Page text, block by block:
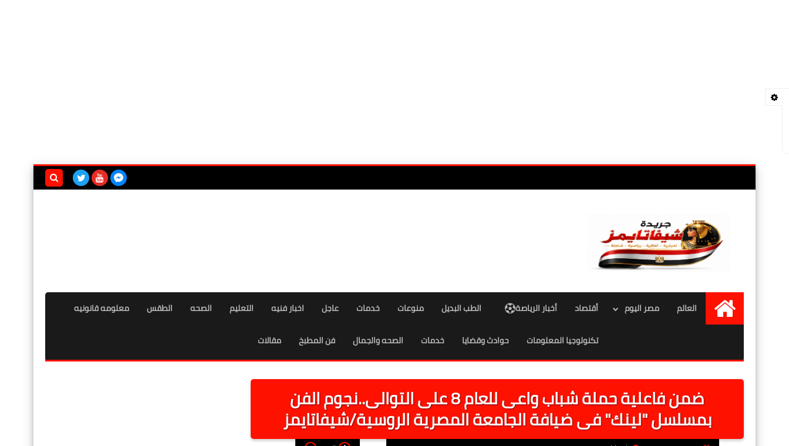
الرئيسية
العالم مصر اليوم أقتصاد أخبار الرياصة الطب البديل منوعات خدمات عاجل اخبار فنيه التعليم الصحه الطقس معلومه قانونيه
تكنولوجيا المعلومات حوادث وقضايا خدمات الصحه والجمال فن المطبخ مقالات
ضمن فاعلية حملة شباب واعى للعام 8 على التوالى..نجوم الفن
بمسلسل "لينك" فى ضيافة الجامعة المصرية الروسية/شيفاتايمز